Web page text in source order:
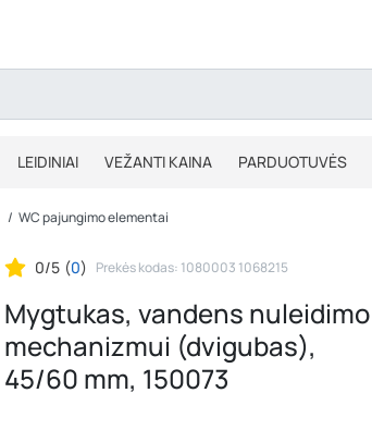
LEIDINIAI VEŽANTI KAINA PARDUOTUVĖS
IŠPARDAVIMAS
WC pajungimo elementai
0/5 (0) Prekės kodas: 1080003 1068215
Mygtukas, vandens nuleidimo
mechanizmui (dvigubas),
45/60 mm, 150073